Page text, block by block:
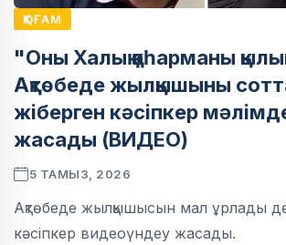
ҚОҒАМ
"Оны Халық қаһарманы
Ақтөбеде жылқышыны
жіберген кәсіпкер
жасады (ВИДЕО)
5 ТАМЫЗ, 2026
Ақтөбеде жылқышысын мал ұрлады
кәсіпкер видеоүндеу жасады.